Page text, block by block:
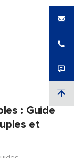
: Guide
et